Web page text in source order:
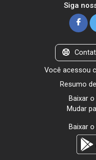
Siga
Você acessou
Resumo
Baixar
Mudar
Baixar